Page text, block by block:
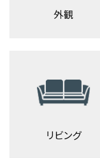
外観
リビング